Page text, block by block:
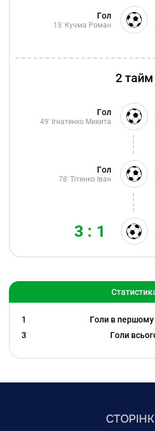
Гол
15' Кучма Роман
2 тайм
Гол
49' Ігнатенко Микита
Гол
78'Тітенко Іван
3 : 1
1 Голи в першому
3
Голи